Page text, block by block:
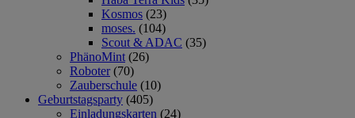
Kosmos (23)
moses. (104)
Scout & ADAC (35)
PhänoMint (26)
Roboter (70)
Zauberschule (10)
Geburtstagsparty (405)
Einladungskarten (24)